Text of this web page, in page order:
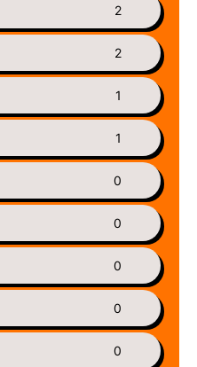
2
2
1
1
0
0
0
0
0